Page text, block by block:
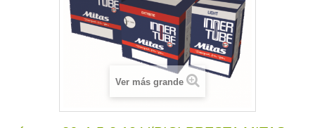
Ver más grande